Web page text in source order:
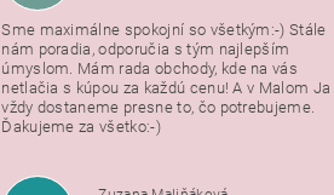
Sme maximálne spokojní so všetkým:-) Stále
nám poradia, odporučia s tým najlepším
úmyslom. Mám rada obchody, kde na vás
netlačia s kúpou za každú cenu! A v Malom Ja
vždy dostaneme presne to, čo potrebujeme.
Ďakujeme za všetko:-)